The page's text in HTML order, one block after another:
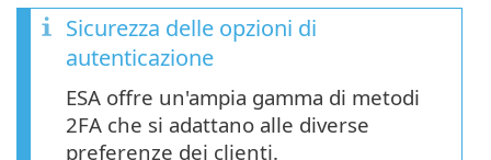
Sicurezza delle opzioni di
autenticazione
ESA offre un'ampia gamma di metodi
2FA che si adattano alle diverse
preferenze dei clienti.